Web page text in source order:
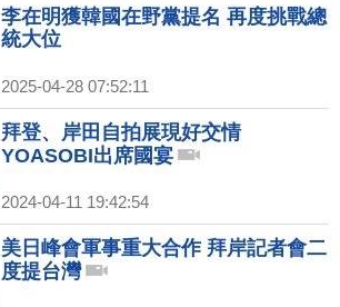
李在明獲韓國在野黨提名 再度挑戰總
統大位
2025-04-28 07:52:11
拜登、岸田自拍展現好交情
YOASOBI出席國宴
2024-04-11 19:42:54
美日峰會軍事重大合作 拜岸記者會二
度提台灣